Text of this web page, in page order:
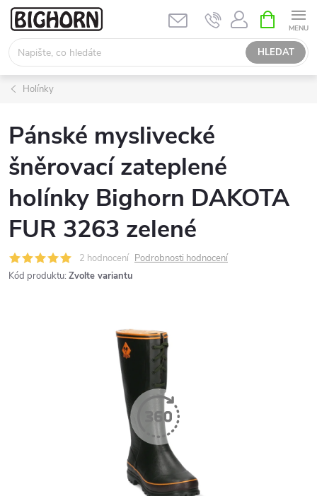
Přejít
obsah
HLEDAT
NÁKUPNÍ
KOŠÍK
Holínky
Pánské myslivecké
šněrovací zateplené
holínky Bighorn DAKOTA
FUR 3263 zelené
2 hodnocení Podrobnosti hodnocení
Kód produktu: Zvolte variantu